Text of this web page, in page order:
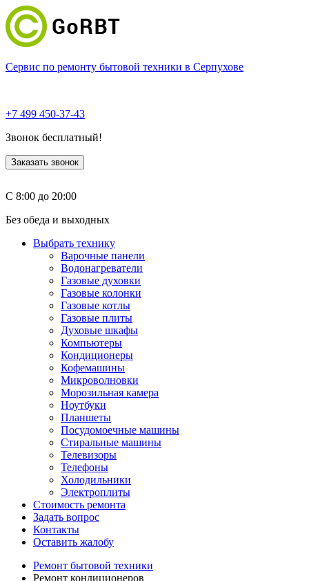
Сервис по ремонту бытовой техники в Серпухове
+7 499 450-37-43
Звонок бесплатный!
Заказать звонок
С 8:00 до 20:00
Без обеда и выходных
Выбрать технику
Варочные панели
Водонагреватели
Газовые духовки
Газовые колонки
Газовые котлы
Газовые плиты
Духовые шкафы
Компьютеры
Кондиционеры
Кофемашины
Микроволновки
Морозильная камера
Ноутбуки
Планшеты
Посудомоечные машины
Стиральные машины
Телевизоры
Телефоны
Холодильники
Электроплиты
Стоимость ремонта
Задать вопрос
Контакты
Оставить жалобу
Ремонт бытовой техники
Ремонт кондиционеров